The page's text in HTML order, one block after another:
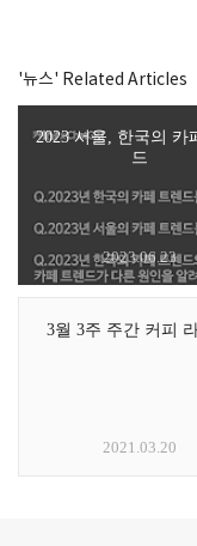
'뉴스' Related Articles
2023 서울, 한국의 카
드
2023.06.23
3월 3주 주간 커피
2021.03.20